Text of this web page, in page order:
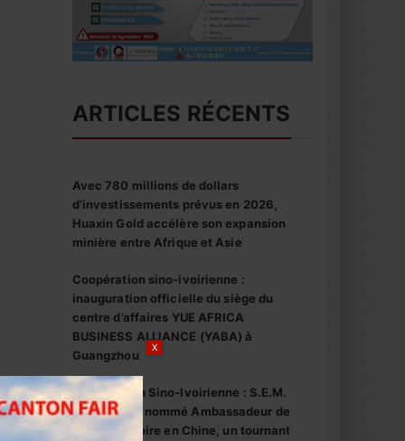
ARTICLES RÉCENTS
Avec 780 millions de dollars
d’investissements prévus en 2026,
Huaxin Gold accélère son expansion
minière entre Afrique et Asie
Coopération sino-ivoirienne :
inauguration officielle du siège du
centre d’affaires YUE AFRICA
BUSINESS ALLIANCE (YABA) à
Guangzhou
Coopération Sino-Ivoirienne : S.E.M.
Abou Dosso nommé Ambassadeur de
la Côte d’Ivoire en Chine, un tournant
X